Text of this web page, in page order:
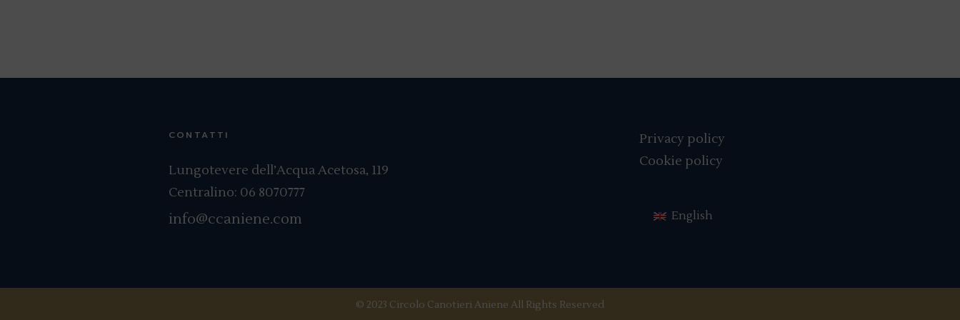
CONTATTI
Lungotevere dell’Acqua Acetosa, 119
Centralino: 06 8070777
info@ccaniene.com
Privacy policy
Cookie policy
English
© 2023 Circolo Canotieri Aniene All Rights Reserved